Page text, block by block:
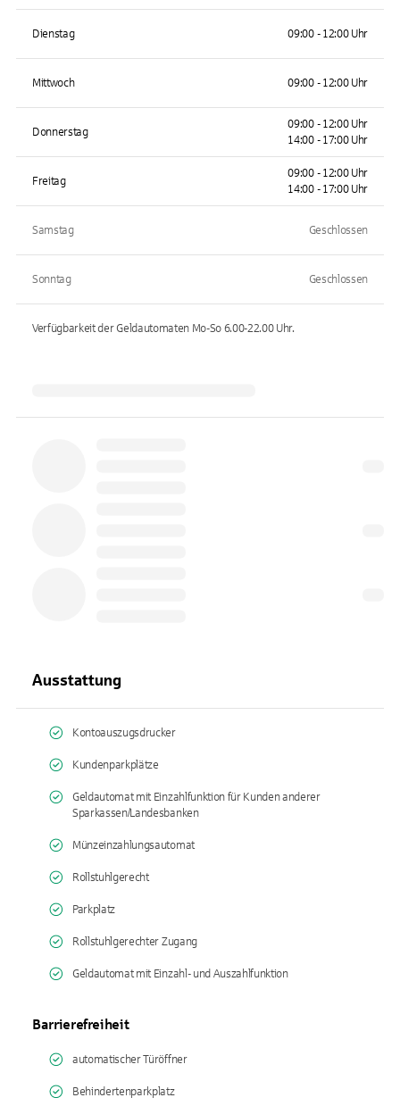
Dienstag 09:00 - 12:00 Uhr
Mittwoch 09:00 - 12:00 Uhr
Donnerstag
09:00 - 12:00 Uhr
14:00 - 17:00 Uhr
Freitag
09:00 - 12:00 Uhr
14:00 - 17:00 Uhr
Samstag Geschlossen
Sonntag Geschlossen
Verfügbarkeit der Geldautomaten Mo-So 6.00-22.00Uhr.
Ausstattung
Kontoauszugsdrucker
Kundenparkplätze
Geldautomat mit Einzahlfunktion für Kunden anderer
Sparkassen/Landesbanken
Münzeinzahlungsautomat
Rollstuhlgerecht
Parkplatz
Rollstuhlgerechter Zugang
Geldautomat mit Einzahl- und Auszahlfunktion
Barrierefreiheit
automatischer Türöffner
Behindertenparkplatz